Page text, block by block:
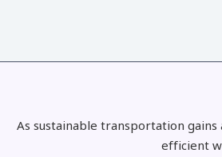
As sustainable transportation
efficient